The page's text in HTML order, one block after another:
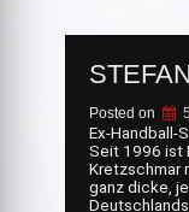
Posted on
Ex-Handball-
Seit 1996 ist
Kretzschmar
ganz dicke,